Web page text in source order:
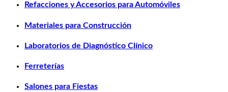
Refacciones y Accesorios para Automóviles
Materiales para Construcción
Laboratorios de Diagnóstico Clínico
Ferreterías
Salones para Fiestas